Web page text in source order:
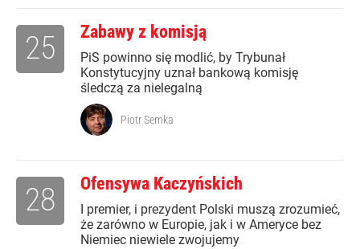
Zabawy z komisją
PiS powinno się modlić, by Trybunał
Konstytucyjny uznał bankową komisję
śledczą za nielegalną
25
Piotr Semka
Ofensywa Kaczyńskich
I premier, i prezydent Polski muszą zrozumieć,
że zarówno w Europie, jak i w Ameryce bez
Niemiec niewiele zwojujemy
28